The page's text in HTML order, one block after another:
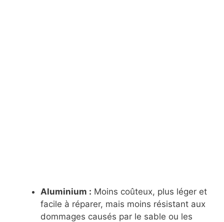
Aluminium : Moins coûteux, plus léger et
facile à réparer, mais moins résistant aux
dommages causés par le sable ou les